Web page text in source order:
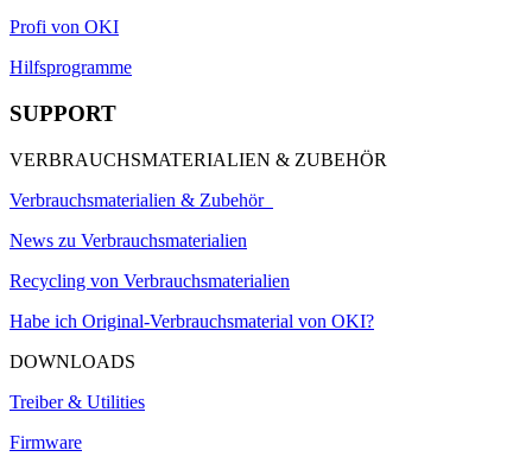
Profi von OKI
Hilfsprogramme
SUPPORT
VERBRAUCHSMATERIALIEN & ZUBEHÖR
Verbrauchsmaterialien & Zubehör
News zu Verbrauchsmaterialien
Recycling von Verbrauchsmaterialien
Habe ich Original-Verbrauchsmaterial von OKI?
DOWNLOADS
Treiber & Utilities
Firmware